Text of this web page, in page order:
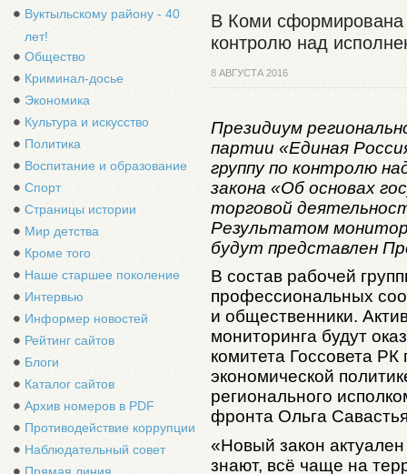
Вуктыльскому району - 40
лет!
Общество
Криминал-досье
Экономика
Культура и искусство
Политика
Воспитание и образование
Спорт
Страницы истории
Мир детства
Кроме того
Наше старшее поколение
Интервью
Информер новостей
Рейтинг сайтов
Блоги
Каталог сайтов
Архив номеров в PDF
Противодействие коррупции
Наблюдательный совет
В Коми сформирована
контролю над
8 АВГУСТА 2016
Президиум
партии «Единая
группу по контролю
закона «Об основах
торговой
Результатом
будут представлен
В состав рабочей
профессиональных
и общественники.
мониторинга будут
комитета Госсовета
экономической
регионального
фронта Ольга
«Новый закон
знают, всё чаще на